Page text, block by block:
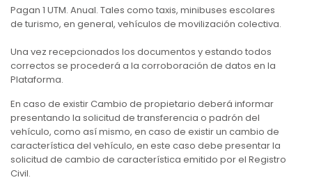
Pagan 1 UTM. Anual. Tales como taxis, minibuses escolares
de turismo, en general, vehículos de movilización colectiva.
Una vez recepcionados los documentos y estando todos
correctos se procederá a la corroboración de datos en la
Plataforma.
En caso de existir Cambio de propietario deberá informar
presentando la solicitud de transferencia o padrón del
vehículo, como así mismo, en caso de existir un cambio de
característica del vehículo, en este caso debe presentar la
solicitud de cambio de característica emitido por el Registro
Civil.